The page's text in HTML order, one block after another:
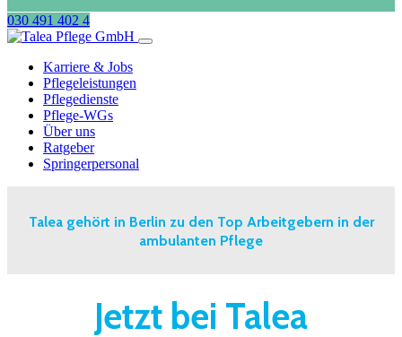
030 491 402 4
Karriere & Jobs
Pflegeleistungen
Pflegedienste
Pflege-WGs
Über uns
Ratgeber
Springerpersonal